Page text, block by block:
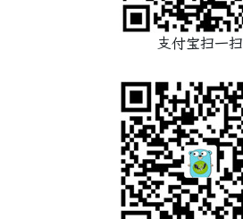
支付宝扫一扫